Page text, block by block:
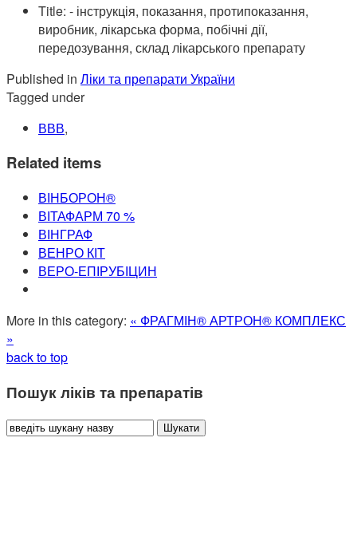
Title: - інструкція, показання, протипоказання,
виробник, лікарська форма, побічні дії,
передозування, склад лікарського препарату
Published in Ліки та препарати України
Tagged under
ВВВ,
Related items
ВІНБОРОН®
ВІТАФАРМ 70 %
ВІНГРАФ
ВЕНРО КІТ
ВЕРО-ЕПІРУБІЦИН
More in this category: « ФРАГМІН®АРТРОН® КОМПЛЕКС
»
back to top
Пошук ліків та препаратів